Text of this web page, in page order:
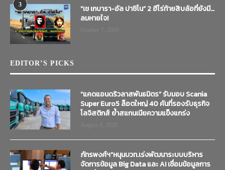
3
“เช เกบารา-อัล ปาชิโน” 2 ฮีโร่ท้ายสิบล้อที่ยังมี…
ลมหายใจ!
EDITOR’S PICKS
“แคดแอนดริวลาสพันธมิตร” รับมอบ Scania
Super Euro5 ล็อตใหญ่ 40 คันที่รองรับธุรกิจ
โลจิสติกส์ ย้ำสแกนเนียความแข็งแกร่ง
ภัทรพงศ์ฯ”หนุนบวท.เร่งพัฒนาระบบบริหาร
จัดการข้อมูล Big Data และ AI เชื่อมข้อมูลการ